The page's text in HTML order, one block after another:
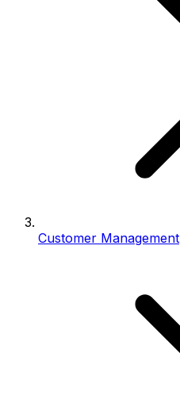
Customer Management